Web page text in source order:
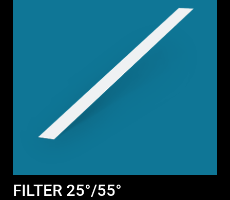
FILTER 25°/55°